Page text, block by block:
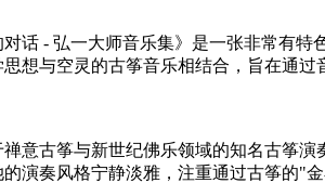
话 - 弘一大师音乐集》是一张非常有
想与空灵的古筝音乐相结合，旨在通过
意古筝与新世纪佛乐领域的知名古筝
演奏风格宁静淡雅，注重通过古筝的"